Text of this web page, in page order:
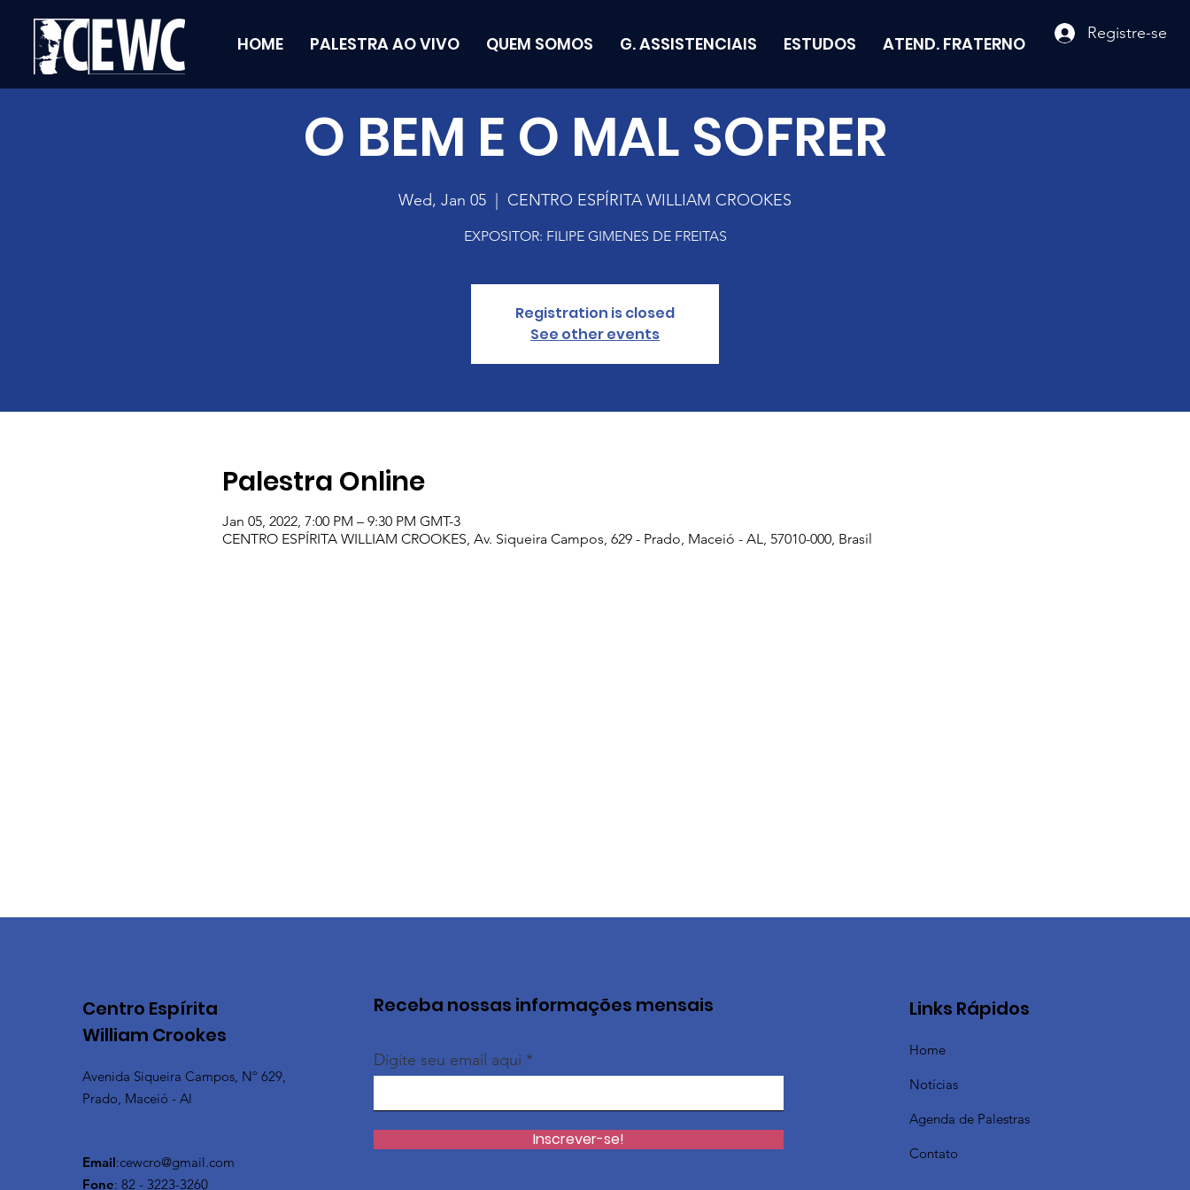
HOME PALESTRA AO VIVO QUEM SOMOS G. ASSISTENCIAIS ESTUDOS ATEND. FRATERNO
Registre-se
O BEM E O MAL SOFRER
Wed, Jan 05 CENTRO ESPÍRITA WILLIAM CROOKES
EXPOSITOR: FILIPE GIMENES DE FREITAS
Registration is closed
See other events
Palestra Online
Jan 05, 2022, 7:00 PM – 9:30 PM GMT-3
CENTRO ESPÍRITA WILLIAM CROOKES, Av. Siqueira Campos, 629 - Prado, Maceió - AL, 57010-000, Brasil
Centro Espírita
William Crookes
Avenida Siqueira Campos, Nº 629,
Prado, Maceió - Al
Email:cewcro@gmail.com
Fone: 82 - 3223-3260
Receba nossas informações mensais
Digite seu email aqui
Inscrever-se!
Links Rápidos
Home
Notícias
Agenda de Palestras
Contato